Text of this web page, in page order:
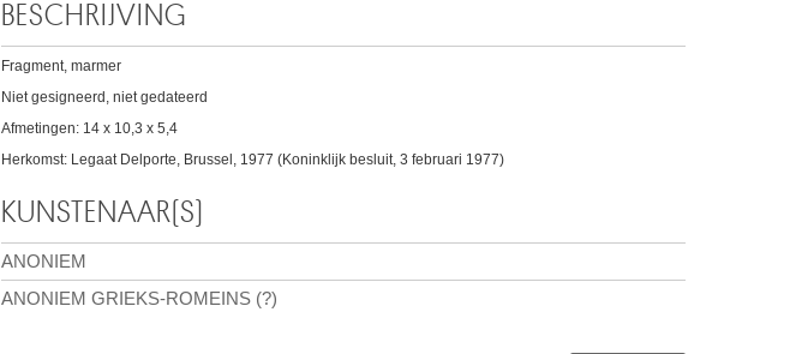
BESCHRIJVING
Fragment, marmer
Niet gesigneerd, niet gedateerd
Afmetingen: 14 x 10,3 x 5,4
Herkomst: Legaat Delporte, Brussel, 1977 (Koninklijk besluit, 3 februari 1977)
KUNSTENAAR(S)
ANONIEM
ANONIEM GRIEKS-ROMEINS (?)